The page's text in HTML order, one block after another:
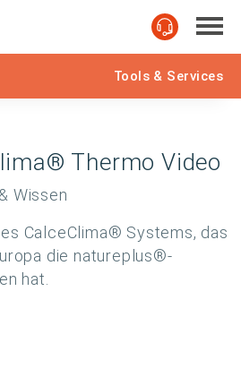
Tools & Services
Thermo Video
Wissen
CalceClima® Systems, das
die natureplus®-
hat.